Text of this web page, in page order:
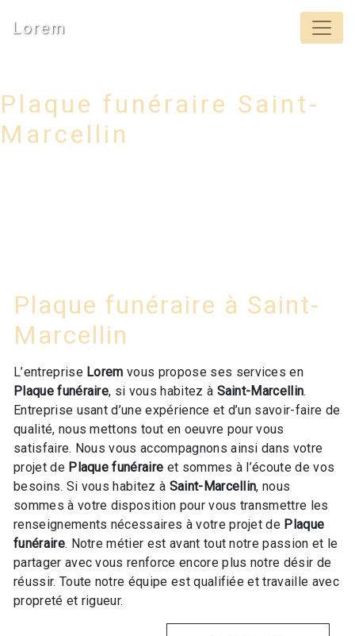
Lorem
Plaque funéraire Saint-
Marcellin
Plaque funéraire à Saint-
Marcellin
L’entreprise Lorem vous propose ses services en
Plaque funéraire, si vous habitez à Saint-Marcellin.
Entreprise usant d’une expérience et d’un savoir-faire de
qualité, nous mettons tout en oeuvre pour vous
satisfaire. Nous vous accompagnons ainsi dans votre
projet de Plaque funéraire et sommes à l’écoute de vos
besoins. Si vous habitez à Saint-Marcellin, nous
sommes à votre disposition pour vous transmettre les
renseignements nécessaires à votre projet de Plaque
funéraire. Notre métier est avant tout notre passion et le
partager avec vous renforce encore plus notre désir de
réussir. Toute notre équipe est qualifiée et travaille avec
propreté et rigueur.